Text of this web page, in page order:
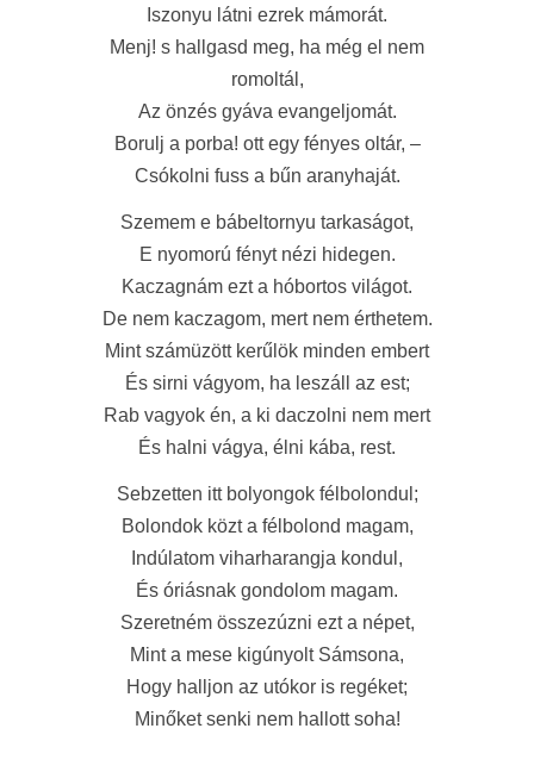
Iszonyu látni ezrek mámorát.
Menj! s hallgasd meg, ha még el nem
romoltál,
Az önzés gyáva evangeljomát.
Borulj a porba! ott egy fényes oltár, –
Csókolni fuss a bűn aranyhaját.
Szemem e bábeltornyu tarkaságot,
E nyomorú fényt nézi hidegen.
Kaczagnám ezt a hóbortos világot.
De nem kaczagom, mert nem érthetem.
Mint számüzött kerűlök minden embert
És sirni vágyom, ha leszáll az est;
Rab vagyok én, a ki daczolni nem mert
És halni vágya, élni kába, rest.
Sebzetten itt bolyongok félbolondul;
Bolondok közt a félbolond magam,
Indúlatom viharharangja kondul,
És óriásnak gondolom magam.
Szeretném összezúzni ezt a népet,
Mint a mese kigúnyolt Sámsona,
Hogy halljon az utókor is regéket;
Minőket senki nem hallott soha!